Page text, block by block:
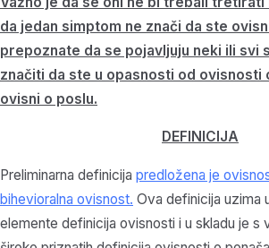
da jedan simptom ne znači da ste
prepoznate da se pojavljuju neki ili svi
značiti da ste u opasnosti od ovisnosti
ovisni o poslu.
DEFINICIJA
Preliminarna definicija predložena je
bihevioralna ovisnost. Ova definicija uzima
elemente definicija ovisnosti i u skladu je s